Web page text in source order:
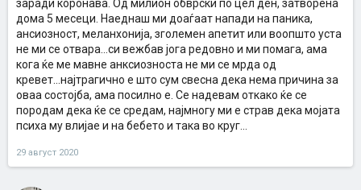
заради коронава. Од милион обврски по цел ден, затворена
дома 5 месеци. Наеднаш ми доаѓаат напади на паника,
ансиозност, меланхонија, зголемен апетит или воопшто уста
не ми се отвара...си вежбав јога редовно и ми помага, ама
кога ќе ме мавне анксиозноста не ми се мрда од
кревет...најтрагично е што сум свесна дека нема причина за
оваа состојба, ама посилно е. Се надевам откако ќе се
породам дека ќе се средам, најмногу ми е страв дека мојата
психа му влијае и на бебето и така во круг...
29 август 2020